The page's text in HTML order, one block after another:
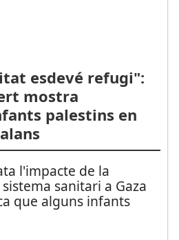
esdevé refugi":
mostra
palestins en
l'impacte de la
sanitari a Gaza
que alguns infants